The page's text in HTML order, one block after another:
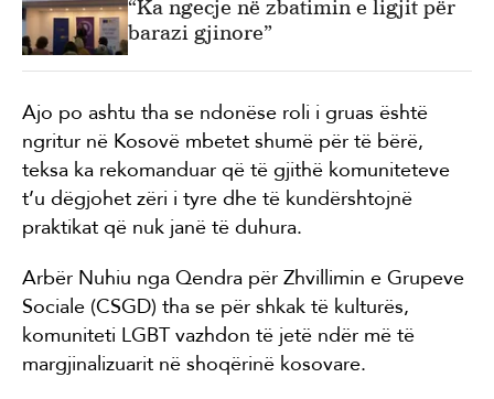
“Ka ngecje në zbatimin e ligjit për
barazi gjinore”
Ajo po ashtu tha se ndonëse roli i gruas është
ngritur në Kosovë mbetet shumë për të bërë,
teksa ka rekomanduar që të gjithë komuniteteve
t’u dëgjohet zëri i tyre dhe të kundërshtojnë
praktikat që nuk janë të duhura.
Arbër Nuhiu nga Qendra për Zhvillimin e Grupeve
Sociale (CSGD) tha se për shkak të kulturës,
komuniteti LGBT vazhdon të jetë ndër më të
margjinalizuarit në shoqërinë kosovare.